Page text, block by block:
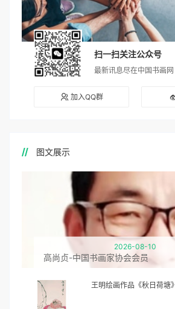
扫一扫关注公众号
最新讯息尽在中国书画网
加入QQ群
图文展示
2026-08-10
高尚贞-中国书画家协会会员
王明绘画作品《秋日荷塘》